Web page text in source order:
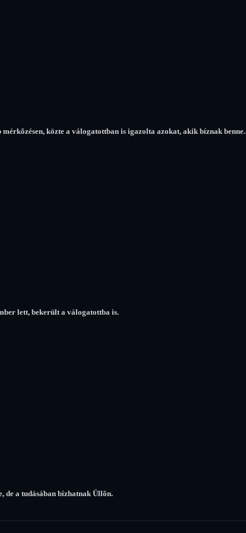
közte a válogatottban is igazolta azokat, akik bíznak benne.
lett, bekerült a válogatottba is.
de a tudásában bízhatnak Üllõn.